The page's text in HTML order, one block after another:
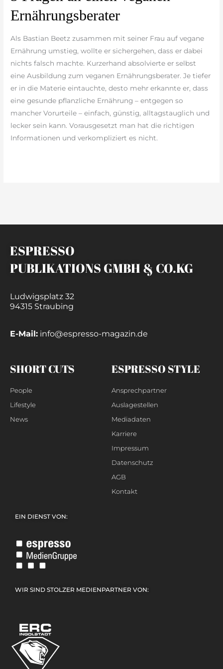
Ernährungsberater
Als Bastian Beetz zusammen mit seiner Frau auf vegane
Ernährung umstieg, wollte er sichergehen, dass er dabei
nichts falsch machte. Kurzerhand absolvierte er selbst
eine Ausbildung zum veganen Ernährungsberater. Je tiefer
er in die Materie eintauchte, desto mehr erkannte er, dass
eine gesunde pflanzliche Ernährung – entgegen so
mancher Vorurteile – einfach, günstig, alltagstauglich und
lecker sein kann. Vorausgesetzt man hat die richtigen
Informationen und verkompliziert es nicht.
an
veganen
Ernährungsberater
ESPRESSO
PUBLIKATIONS GMBH & CO.KG
Ludwigsplatz 32
94315 Straubing
E-Mail: info@espresso-magazin.de
SHORT CUTS
People
Lifestyle
News
ESPRESSO STYLE
Ansprechpartner
Auslagestellen
Mediadaten
Karriere
Impressum
Datenschutz
AGB
Kontakt
EIN DIENST VON:
WIR SIND STOLZER MEDIENPARTNER VON: